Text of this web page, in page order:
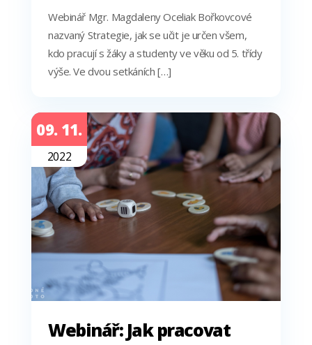
Webinář Mgr. Magdaleny Oceliak Bořkovcové
nazvaný Strategie, jak se učit je určen všem,
kdo pracují s žáky a studenty ve věku od 5. třídy
výše. Ve dvou setkáních […]
09. 11.
2022
Webinář: Jak pracovat